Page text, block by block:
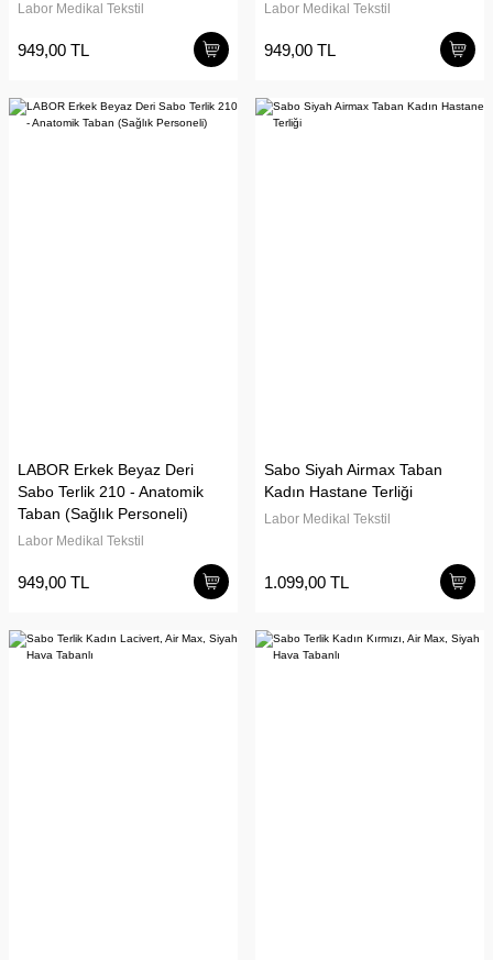
Labor Medikal Tekstil
949,00 TL
Labor Medikal Tekstil
949,00 TL
LABOR Erkek Beyaz Deri
Sabo Terlik 210 - Anatomik
Taban (Sağlık Personeli)
Labor Medikal Tekstil
949,00 TL
Sabo Siyah Airmax Taban
Kadın Hastane Terliği
Labor Medikal Tekstil
1.099,00 TL